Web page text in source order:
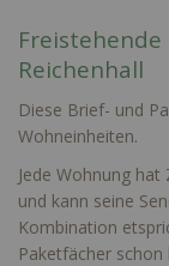
Reichenhall
Diese Brief- und
Wohneinheiten.
Jede Wohnung
und kann seine
Kombination
Paketfächer schon